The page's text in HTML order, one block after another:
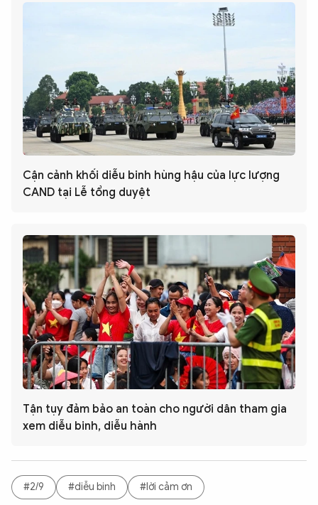
Cận cảnh khối diễu binh hùng hậu của lực lượng
CAND tại Lễ tổng duyệt
Tận tụy đảm bảo an toàn cho người dân tham gia
xem diễu binh, diễu hành
#2/9 #diễu binh #lời cảm ơn